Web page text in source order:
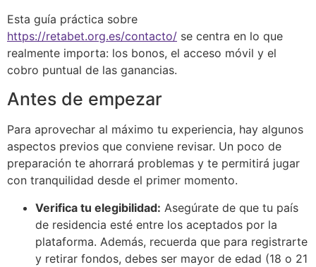
Esta guía práctica sobre
https://retabet.org.es/contacto/ se centra en lo que
realmente importa: los bonos, el acceso móvil y el
cobro puntual de las ganancias.
Antes de empezar
Para aprovechar al máximo tu experiencia, hay algunos
aspectos previos que conviene revisar. Un poco de
preparación te ahorrará problemas y te permitirá jugar
con tranquilidad desde el primer momento.
Verifica tu elegibilidad: Asegúrate de que tu país
de residencia esté entre los aceptados por la
plataforma. Además, recuerda que para registrarte
y retirar fondos, debes ser mayor de edad (18 o 21